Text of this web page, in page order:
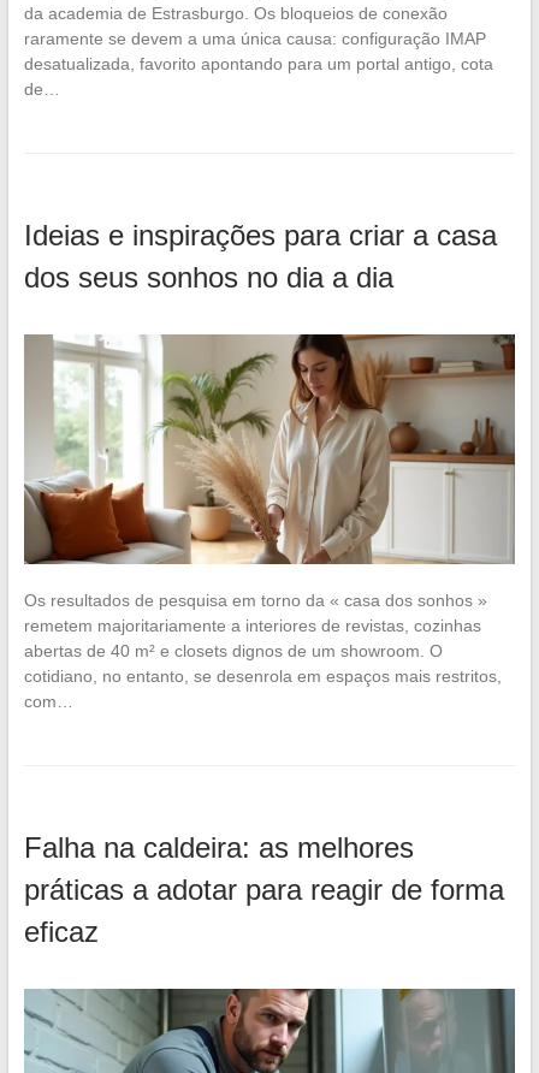
da academia de Estrasburgo. Os bloqueios de conexão
raramente se devem a uma única causa: configuração IMAP
desatualizada, favorito apontando para um portal antigo, cota
de…
Ideias e inspirações para criar a casa
dos seus sonhos no dia a dia
Os resultados de pesquisa em torno da « casa dos sonhos »
remetem majoritariamente a interiores de revistas, cozinhas
abertas de 40 m² e closets dignos de um showroom. O
cotidiano, no entanto, se desenrola em espaços mais restritos,
com…
Falha na caldeira: as melhores
práticas a adotar para reagir de forma
eficaz